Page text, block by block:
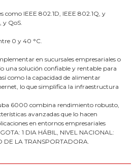
como IEEE 802.1D, IEEE 802.1Q, y
y QoS.
0 y 40 °C.
en sucursales empresariales o
una solución confiable y rentable para
como la capacidad de alimentar
lo que simplifica la infraestructura
6000 combina rendimiento robusto,
avanzadas que lo hacen
en entornos empresariales
1 DIA HÁBIL, NIVEL NACIONAL:
DE LA TRANSPORTADORA.